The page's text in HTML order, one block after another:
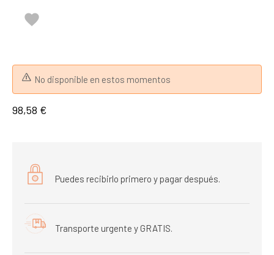

No disponible en estos momentos
98,58 €
Puedes recibirlo primero y pagar después.
Transporte urgente y GRATIS.